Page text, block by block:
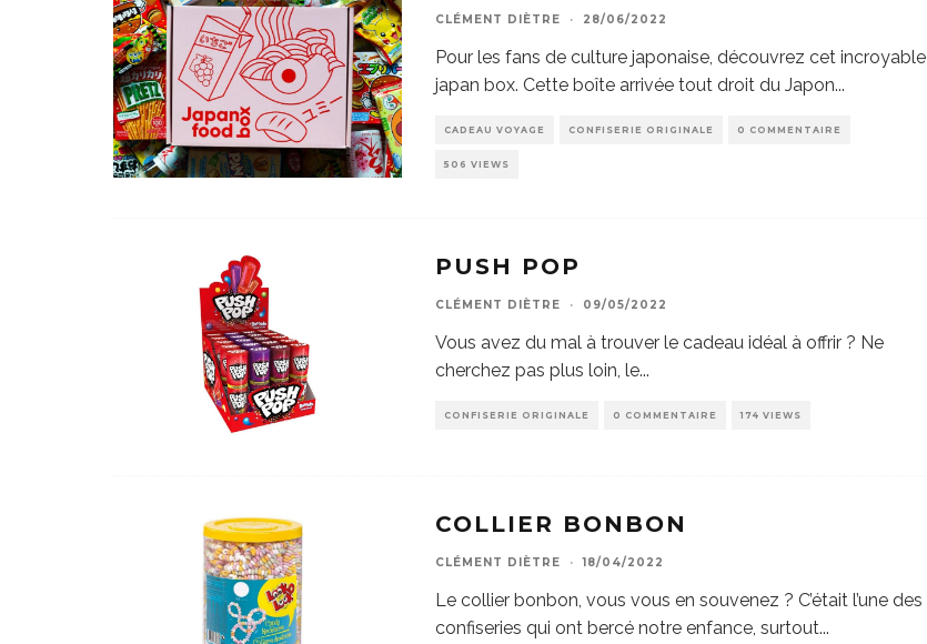
CLÉMENT DIÈTRE · 28/06/2022
Pour les fans de culture japonaise, découvrez cet incroyable
japan box. Cette boîte arrivée tout droit du Japon...
CADEAU VOYAGE CONFISERIE ORIGINALE 0 COMMENTAIRE
506 VIEWS
PUSH POP
CLÉMENT DIÈTRE · 09/05/2022
Vous avez du mal à trouver le cadeau idéal à offrir ? Ne
cherchez pas plus loin, le...
CONFISERIE ORIGINALE 0 COMMENTAIRE 174 VIEWS
COLLIER BONBON
CLÉMENT DIÈTRE · 18/04/2022
Le collier bonbon, vous vous en souvenez ? C’était l’une des
confiseries qui ont bercé notre enfance, surtout...